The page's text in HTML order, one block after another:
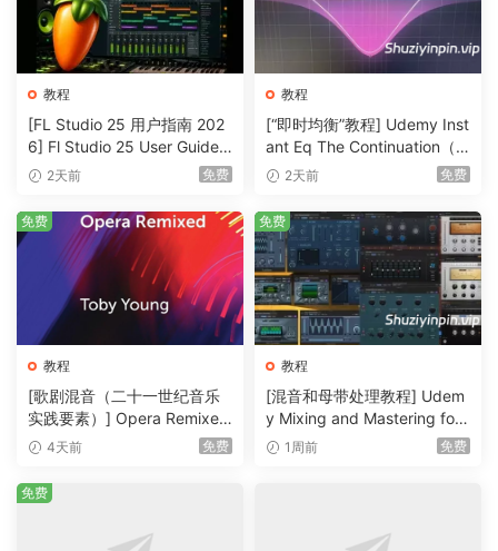
教程
[FL Studio 25 用户指南 202
6] Fl Studio 25 User Guide 2
026（1MB）
2天前 免费
教程
[“即时均衡”教程] Udemy Inst
ant Eq The Continuation（3
36MB）
2天前 免费
教程
[歌剧混音（二十一世纪音乐
实践要素）] Opera Remixed
(Elements in Twenty-First C
B）
4天前 免费
免费
教程
[混音和母带处理教程] Udem
y Mixing and Mastering for
Producers [TUTORiAL]（6.
1周前 免费
免费
免费